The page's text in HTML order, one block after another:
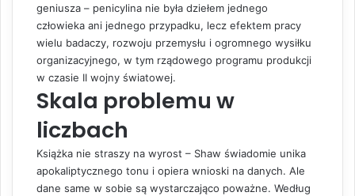
geniusza – penicylina nie była dziełem jednego
człowieka ani jednego przypadku, lecz efektem pracy
wielu badaczy, rozwoju przemysłu i ogromnego wysiłku
organizacyjnego, w tym rządowego programu produkcji
w czasie II wojny światowej.
Skala problemu w
liczbach
Książka nie straszy na wyrost – Shaw świadomie unika
apokaliptycznego tonu i opiera wnioski na danych. Ale
dane same w sobie są wystarczająco poważne. Według